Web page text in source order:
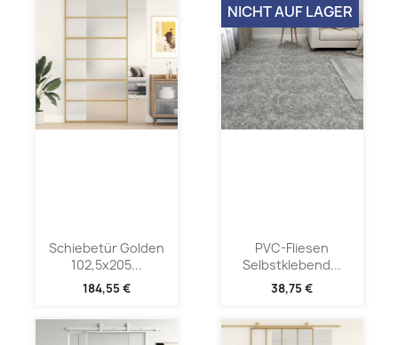
Schiebetür Golden
102,5x205...
184,55 €
PVC-Fliesen
Selbstklebend...
38,75 €
NICHT AUF LAGER